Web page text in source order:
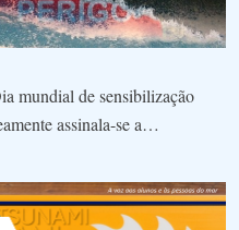
mundial de sensibilização
assinala-se a…